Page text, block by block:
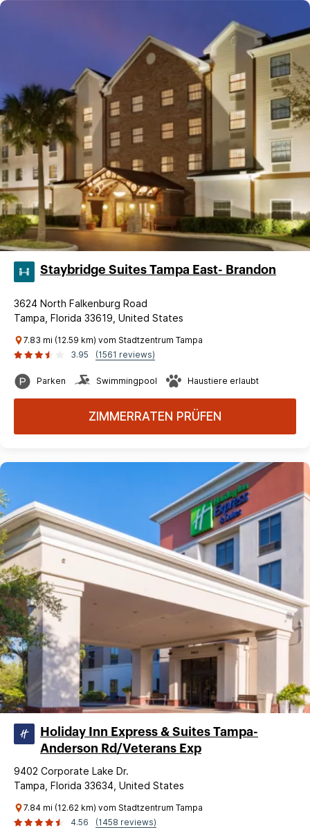
Staybridge Suites Tampa East- Brandon
3624 North Falkenburg Road
Tampa, Florida 33619, United States
7.83 mi (12.59 km) vom Stadtzentrum Tampa
3.95
(1561 reviews)
Parken Swimmingpool Haustiere erlaubt
ZIMMERRATEN PRÜFEN
Holiday Inn Express & Suites Tampa-
Anderson Rd/Veterans Exp
9402 Corporate Lake Dr.
Tampa, Florida 33634, United States
7.84 mi (12.62 km) vom Stadtzentrum Tampa
4.56
(1458 reviews)